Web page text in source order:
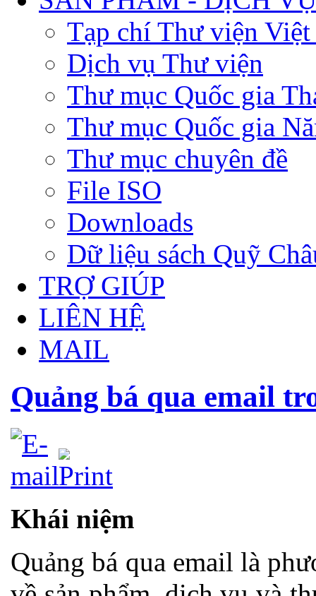
Tạp chí Thư viện Việt
Dịch vụ Thư viện
Thư mục Quốc gia
Thư mục Quốc gia
Thư mục chuyên đề
File ISO
Downloads
Dữ liệu sách Quỹ
TRỢ GIÚP
LIÊN HỆ
MAIL
Quảng bá qua email
Khái niệm
Quảng bá qua email là